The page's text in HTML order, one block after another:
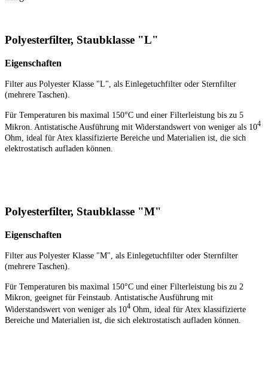
Polyesterfilter, Staubklasse "L"
Eigenschaften
Filter aus Polyester Klasse "L", als Einlegetuchfilter oder Sternfilter
(mehrere Taschen).
Für Temperaturen bis maximal 150°C und einer Filterleistung bis zu 5
Mikron. Antistatische Ausführung mit Widerstandswert von weniger als 104
Ohm, ideal für Atex klassifizierte Bereiche und Materialien ist, die sich
elektrostatisch aufladen können.
Polyesterfilter, Staubklasse "M"
Eigenschaften
Filter aus Polyester Klasse "M", als Einlegetuchfilter oder Sternfilter
(mehrere Taschen).
Für Temperaturen bis maximal 150°C und einer Filterleistung bis zu 2
Mikron, geeignet für Feinstaub. Antistatische Ausführung mit
Widerstandswert von weniger als 104 Ohm, ideal für Atex klassifizierte
Bereiche und Materialien ist, die sich elektrostatisch aufladen können.